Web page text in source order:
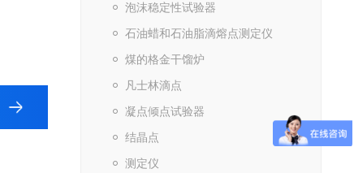
泡沫稳定性试验器
石油蜡和石油脂滴熔点测定仪
煤的格金干馏炉
凡士林滴点
凝点倾点试验器
结晶点
测定仪